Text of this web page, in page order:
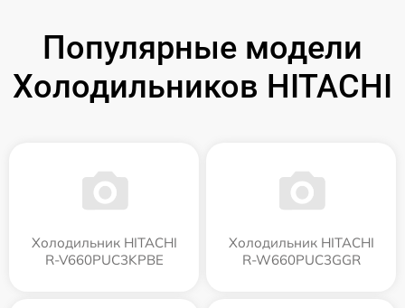
Популярные модели
Холодильников HITACHI
Холодильник HITACHI
R-V660PUC3KPBE
Холодильник HITACHI
R-W660PUC3GGR